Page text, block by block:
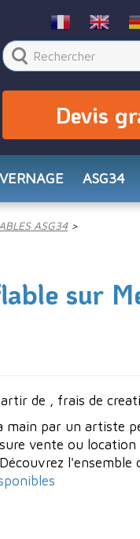
Devis
ASG34
ASG34
sur
de , frais de
main par un artiste
vente ou
l'ensemble